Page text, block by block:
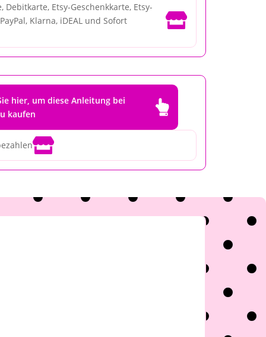
Etsy-Geschenkkarte, Etsy-
Klarna, iDEAL und Sofort

hier, um diese Anleitung bei
kaufen

